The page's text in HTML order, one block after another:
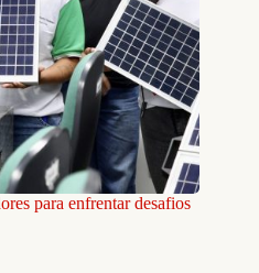
para enfrentar desafios